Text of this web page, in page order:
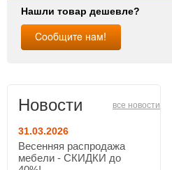
Нашли товар дешевле?
Новости все новости
31.03.2026
Весенняя распродажа
мебели - СКИДКИ до